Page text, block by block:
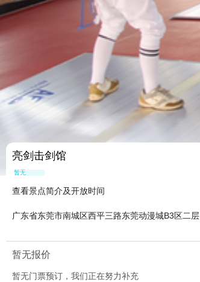
亮剑击剑馆
暂无点评
查看景点简介及开放时间
广东省东莞市南城区西平三路东莞动漫城B3区二层
暂无报价
暂无门票预订，我们正在努力补充